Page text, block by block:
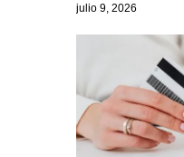
julio 9, 2026